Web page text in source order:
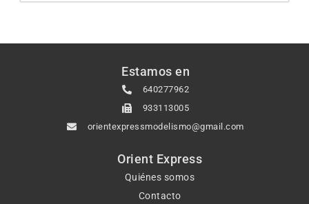
Estamos en
640277962
933113005
orientexpressmodelismo@gmail.com
Orient Express
Quiénes somos
Contacto